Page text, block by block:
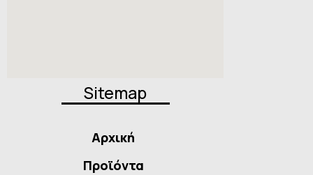
Sitemap
Αρχική
Προϊόντα